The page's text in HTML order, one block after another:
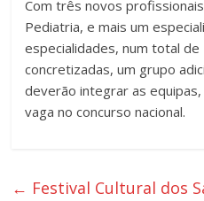
Com três novos
Pediatria, e mais um
especialidades, num total
concretizadas, um grupo
deverão integrar as
vaga no concurso nacional.
← Festival Cultural dos